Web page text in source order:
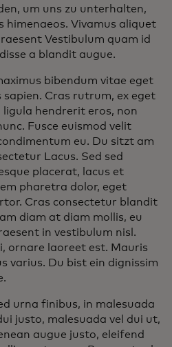
um uns zu unterhalten,
himenaeos. Vivamus aliquet
Vestibulum quam id
a blandit augue.
bibendum vitae eget
sapien. Cras rutrum, ex eget
ligula hendrerit eros, non
Fusce euismod velit
eu. Du sitzt am
Lacus. Sed sed
placerat, lacus et
pharetra dolor, eget
Cras consectetur blandit
diam at diam mollis, eu
in vestibulum nisl.
ornare laoreet est. Mauris
varius. Du bist ein dignissim
urna finibus, in malesuada
justo, malesuada vel dui ut,
augue justo, eleifend